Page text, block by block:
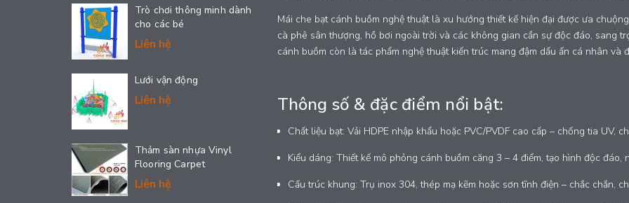
Mái che bạt cánh buồm nghệ thuật là xu hướng thiết kế hiện đại được ưa
cà phê sân thượng, hồ bơi ngoài trời và các không gian cần sự độc đáo, sang
cánh buồm còn là tác phẩm nghệ thuật kiến trúc mang đậm dấu ấn cá nhân và
Thông số & đặc điểm nổi bật:
Chất liệu bạt: Vải HDPE nhập khẩu hoặc PVC/PVDF cao cấp – chống tia UV,
Kiểu dáng: Thiết kế mô phỏng cánh buồm căng 3 – 4 điểm, tạo hình độc đáo,
Cấu trúc khung: Trụ inox 304, thép mạ kẽm hoặc sơn tĩnh điện – chắc chắn,
Trò chơi thông minh dành
cho các bé
Liên hệ
Lưới vận động
Liên hệ
Thảm sàn nhựa Vinyl
Flooring Carpet
Liên hệ